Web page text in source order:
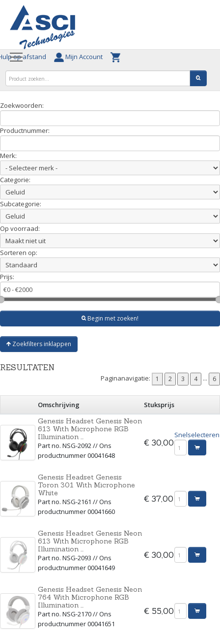
op afstand Mijn Account
Zoekwoorden:
Productnummer:
Merk:
Categorie:
Subcategorie:
Op voorraad:
Sorteren op:
Prijs:
Begin met zoeken!
Zoekfilters inklappen
RESULTATEN
Paginanavigatie: ...
Omschrijving
Stuksprijs
Genesis Headset Genesis Neon
613 With Microphone RGB
Illumination ...
Part no. NSG-2092 // Ons
productnummer 00041648
€ 30,00
Snelselecteren
Genesis Headset Genesis
Toron 301 With Microphone
White
Part no. NSG-2161 // Ons
productnummer 00041660
€ 37,00
Genesis Headset Genesis Neon
613 With Microphone RGB
Illumination ...
Part no. NSG-2093 // Ons
productnummer 00041649
€ 30,00
Genesis Headset Genesis Neon
764 With Microphone RGB
Illumination ...
Part no. NSG-2170 // Ons
productnummer 00041651
€ 55,00